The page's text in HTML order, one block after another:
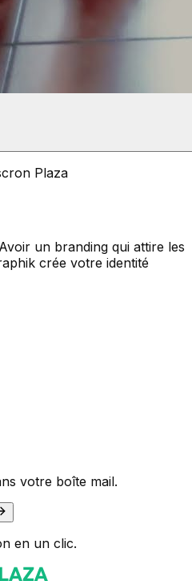
Plaza
un branding qui attire les
crée votre identité
votre boîte mail.
en un clic.